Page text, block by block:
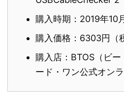
購入時期：2019年10
購入価格：6303円（
購入店：BTOS（ビ
ード・ワン公式オン